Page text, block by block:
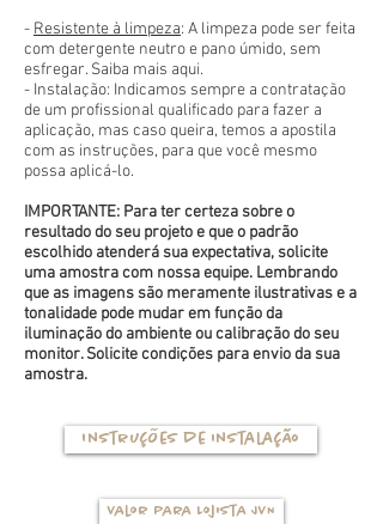
- Resistente à limpeza: A limpeza pode ser feita
com detergente neutro e pano úmido, sem
esfregar. Saiba mais aqui.
- Instalação: Indicamos sempre a contratação
de um profissional qualificado para fazer a
aplicação, mas caso queira, temos a apostila
com as instruções, para que você mesmo
possa aplicá-lo.
IMPORTANTE: Para ter certeza sobre o
resultado do seu projeto e que o padrão
escolhido atenderá sua expectativa, solicite
uma amostra com nossa equipe. Lembrando
que as imagens são meramente ilustrativas e a
tonalidade pode mudar em função da
iluminação do ambiente ou calibração do seu
monitor. Solicite condições para envio da sua
amostra.
Instruções de instalação
Valor para Lojista JVN